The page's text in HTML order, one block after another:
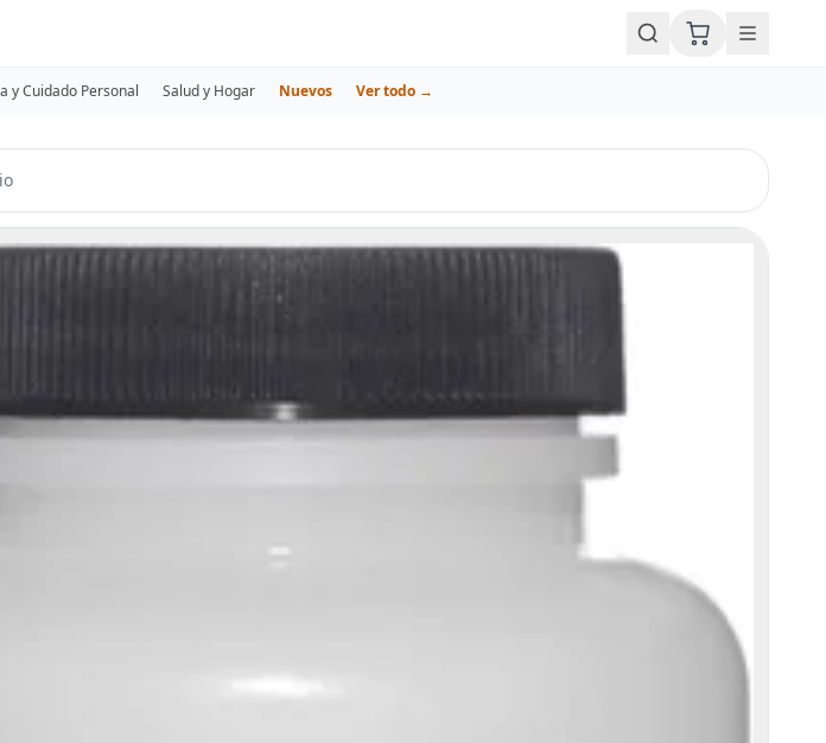
y Cuidado Personal Salud y Hogar Nuevos Ver todo →